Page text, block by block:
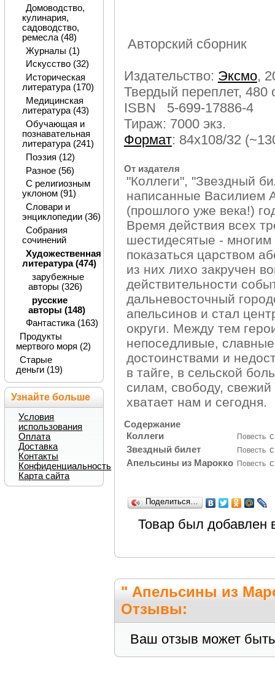
Авторский сборник
Издательство: Эксмо,
Твердый переплет, 480
ISBN 5-699-17886-4
Тираж: 7000 экз.
Формат: 84x108/32
От издателя
"Коллеги", "Звездный
написанные Василием
(прошлого уже века!)
Время действия всех
шестидесятые -
показаться царством
из них лихо закручен
действительности
дальневосточный
апельсинов и стал
округи. Между тем
непоседливые,
достоинствами и
в тайге, в сельской
силам, свободу, свежий
хватает нам и сегодня.
Содержание
Коллеги
Повесть
Звездный билет
Повесть
Апельсины из Марокко Повесть
Поделиться…
Товар был добавлен
" Апельсины из
Отзывы:
Ваш отзыв может
Домоводство,
кулинария,
садоводство,
ремесла (48)
Журналы (1)
Искусство (32)
Историческая
литература (170)
Медицинская
литература (43)
Обучающая и
познавательная
литература (241)
Поэзия (12)
Разное (56)
С религиозным
уклоном (91)
Словари и
энциклопедии (36)
Собрания
сочинений
Художественная
литература (474)
зарубежные
авторы (326)
русские
авторы (148)
Фантастика (163)
Продукты
мертвого моря (2)
Старые
деньги (19)
Узнайте больше
Условия
использования
Оплата
Доставка
Контакты
Конфиденциальность
Карта сайта